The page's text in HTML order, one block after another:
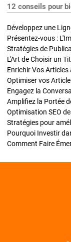
12 conseils pour
Développez une
Présentez-vous :
L'Art de Choisir un
Optimiser vos
Engagez la
Amplifiez la Portée